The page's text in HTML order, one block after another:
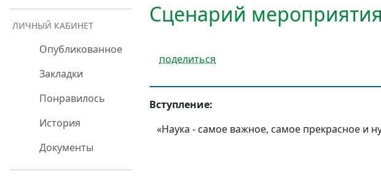
ЛИЧНЫЙ КАБИНЕТ
Опубликованное
Закладки
Понравилось
История
Документы
Сценарий
поделиться
Вступление:
«Наука - самое важное, самое прекрасное и